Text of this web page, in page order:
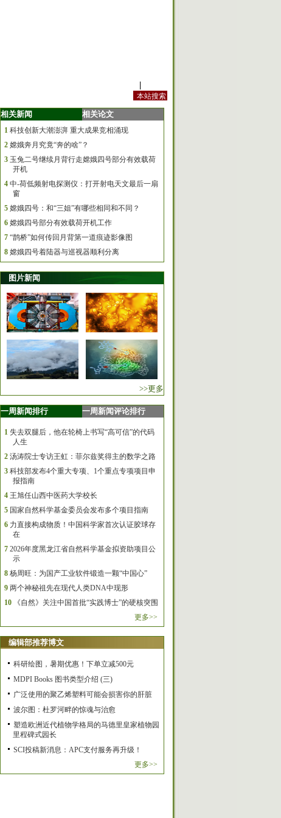
相关新闻 相关论文
1 科技创新大潮澎湃 重大成果竞相涌现
2 嫦娥奔月究竟“奔的啥”？
3 玉兔二号继续月背行走嫦娥四号部分有效载荷
开机
4 中-荷低频射电探测仪：打开射电天文最后一扇
窗
5 嫦娥四号：和“三姐”有哪些相同和不同？
6 嫦娥四号部分有效载荷开机工作
7 “鹊桥”如何传回月背第一道痕迹影像图
8 嫦娥四号着陆器与巡视器顺利分离
图片新闻
>>更多
一周新闻排行 一周新闻评论排行
1 失去双腿后，他在轮椅上书写“高可信”的代码
人生
2 汤涛院士专访王虹：菲尔兹奖得主的数学之路
3 科技部发布4个重大专项、1个重点专项项目申
报指南
4 王旭任山西中医药大学校长
5 国家自然科学基金委员会发布多个项目指南
6 力直接构成物质！中国科学家首次认证胶球存
在
7 2026年度黑龙江省自然科学基金拟资助项目公
示
8 杨周旺：为国产工业软件锻造一颗“中国心”
9 两个神秘祖先在现代人类DNA中现形
10
《自然》关注中国首批“实践博士”的硬核突围
更多>>
编辑部推荐博文
科研绘图，暑期优惠！下单立减500元
MDPI Books 图书类型介绍 (三)
广泛使用的聚乙烯塑料可能会损害你的肝脏
波尔图：杜罗河畔的惊魂与治愈
塑造欧洲近代植物学格局的马德里皇家植物园
里程碑式园长
SCI投稿新消息：APC支付服务再升级！
更多>>